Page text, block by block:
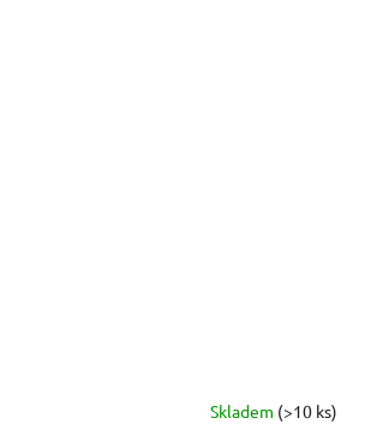
Skladem (>10 ks)